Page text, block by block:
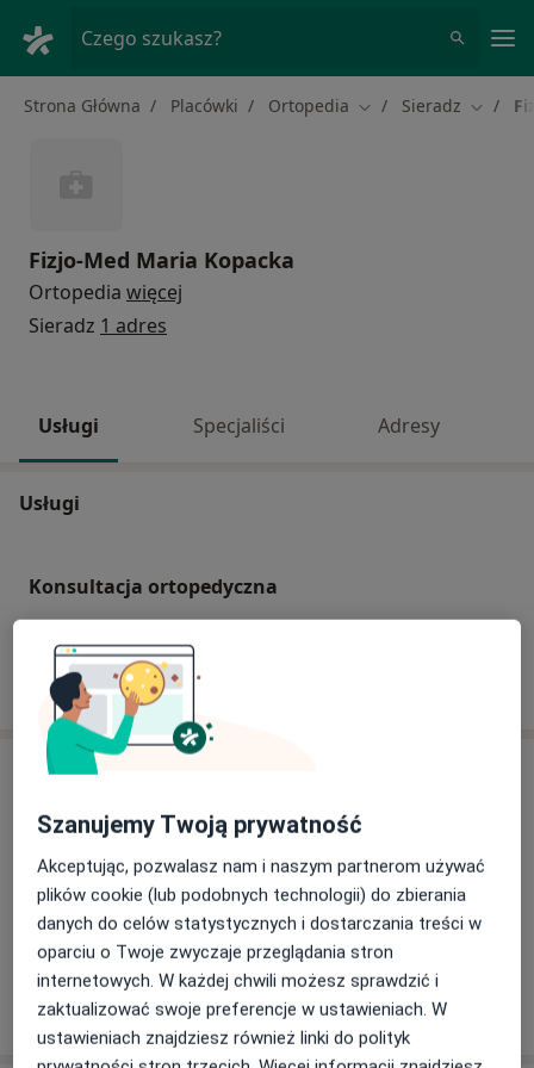
Czego szukasz?
Strona Główna Placówki Ortopedia Zmień miasto
Sieradz Zmień
Fizjo-Med Maria Kopacka
Ortopedia więcej
Sieradz 1 adres
Usługi Specjaliści Adresy
Usługi
Konsultacja ortopedyczna
W jaki sposób ustalane są ceny?
Specjaliści
Ortopeda
lek. Barbara Cypryńska
Ortopeda, Lekarz rehabilitacji medycznej
4 opinie
Szanujemy Twoją prywatność
Akceptując, pozwalasz nam i naszym partnerom używać
plików cookie (lub podobnych technologii) do zbierania
danych do celów statystycznych i dostarczania treści w
oparciu o Twoje zwyczaje przeglądania stron
internetowych. W każdej chwili możesz sprawdzić i
zaktualizować swoje preferencje w ustawieniach. W
ustawieniach znajdziesz również linki do polityk